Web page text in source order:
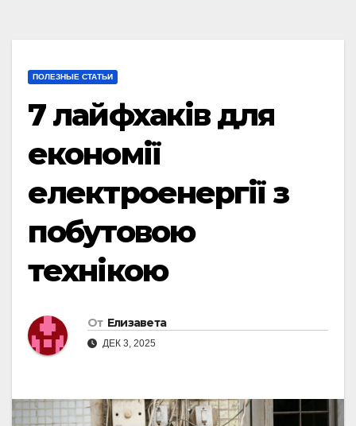
ПОЛЕЗНЫЕ СТАТЬИ
7 лайфхаків для
економії
електроенергії з
побутовою
технікою
От Елизавета
ДЕК 3, 2025